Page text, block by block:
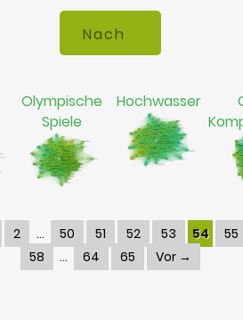
Olympische
Spiele
Hochwasser
2 50 51 52 53 54
55
58
64 65 Vor →